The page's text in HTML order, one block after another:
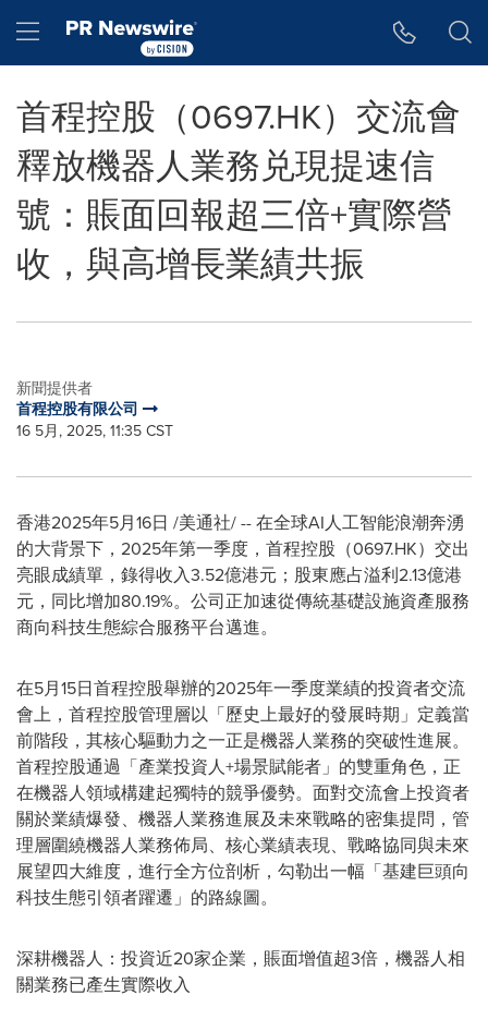
Hamburger menu
首程控股（0697.HK）交流會
釋放機器人業務兑現提速信
號：賬面回報超三倍+實際營
收，與高增長業績共振
新聞提供者
首程控股有限公司
16 5月, 2025, 11:35 CST
香港2025年5月16日 /美通社/ -- 在全球AI人工智能浪潮奔湧
的大背景下，2025年第一季度，首程控股（0697.HK）交出
亮眼成績單，錄得收入3.52億港元；股東應占溢利2.13億港
元，同比增加80.19%。公司正加速從傳統基礎設施資產服務
商向科技生態綜合服務平台邁進。
在5月15日首程控股舉辦的2025年一季度業績的投資者交流
會上，首程控股管理層以 「歷史上最好的發展時期 」 定義當
前階段，其核心驅動力之一正是機器人業務的突破性進展。
首程控股通過 「產業投資人+場景賦能者 」 的雙重角色，正
在機器人領域構建起獨特的競爭優勢。面對交流會上投資者
關於業績爆發、機器人業務進展及未來戰略的密集提問，管
理層圍繞機器人業務佈局、核心業績表現、戰略協同與未來
展望四大維度，進行全方位剖析，勾勒出一幅 「基建巨頭向
科技生態引領者躍遷 」 的路線圖。
深耕機器人：投資近20家企業，賬面增值超3倍，機器人相
關業務已產生實際收入